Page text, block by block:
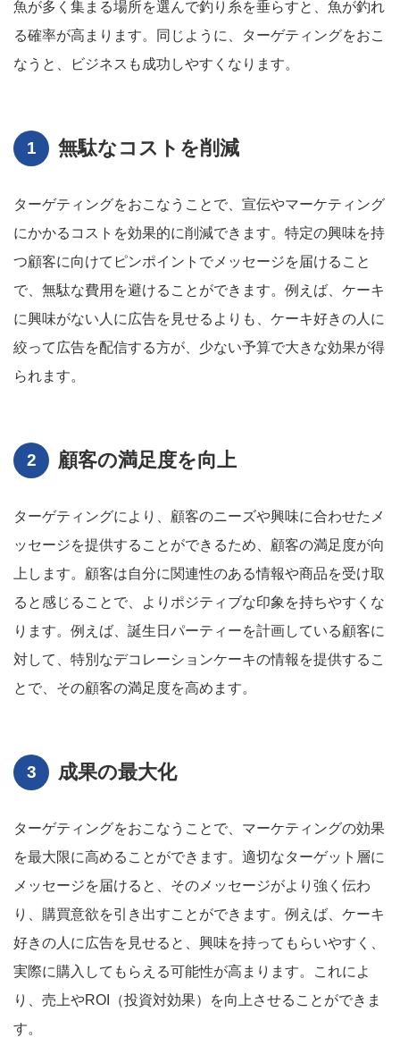
魚が多く集まる場所を選んで釣り糸を垂らすと、魚が釣れ
る確率が高まります。同じように、ターゲティングをおこ
なうと、ビジネスも成功しやすくなります。
無駄なコストを削減
ターゲティングをおこなうことで、宣伝やマーケティング
にかかるコストを効果的に削減できます。特定の興味を持
つ顧客に向けてピンポイントでメッセージを届けること
で、無駄な費用を避けることができます。例えば、ケーキ
に興味がない人に広告を見せるよりも、ケーキ好きの人に
絞って広告を配信する方が、少ない予算で大きな効果が得
られます。
顧客の満足度を向上
ターゲティングにより、顧客のニーズや興味に合わせたメ
ッセージを提供することができるため、顧客の満足度が向
上します。顧客は自分に関連性のある情報や商品を受け取
ると感じることで、よりポジティブな印象を持ちやすくな
ります。例えば、誕生日パーティーを計画している顧客に
対して、特別なデコレーションケーキの情報を提供するこ
とで、その顧客の満足度を高めます。
成果の最大化
ターゲティングをおこなうことで、マーケティングの効果
を最大限に高めることができます。適切なターゲット層に
メッセージを届けると、そのメッセージがより強く伝わ
り、購買意欲を引き出すことができます。例えば、ケーキ
好きの人に広告を見せると、興味を持ってもらいやすく、
実際に購入してもらえる可能性が高まります。これによ
り、売上やROI（投資対効果）を向上させることができま
す。